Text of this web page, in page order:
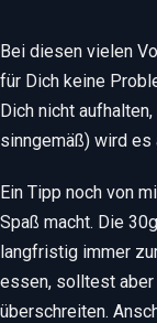
Bei diesen vielen
für Dich keine
Dich nicht
sinngemäß) wird es
Ein Tipp noch von
Spaß macht. Die
langfristig immer
essen, solltest aber
überschreiten.